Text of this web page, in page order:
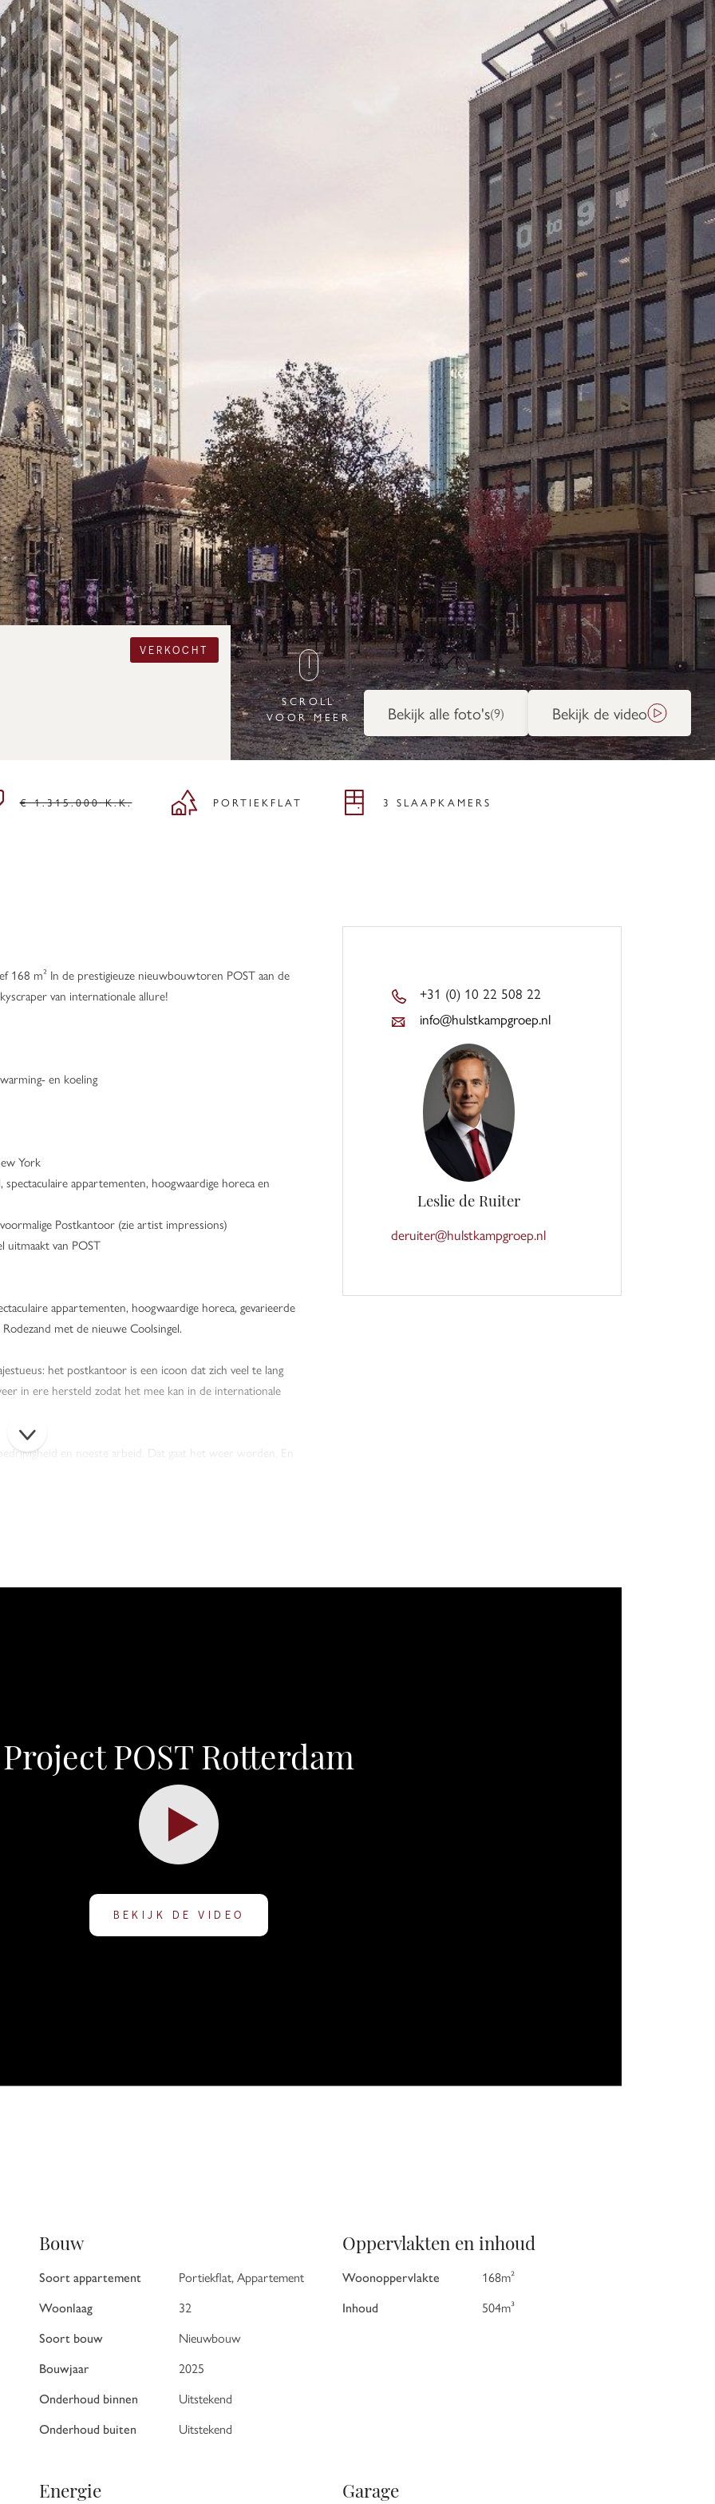
Bekijk alle foto's(9) Bekijk de video
VERKOCHT
SCROLL
VOOR MEER
€ 1.315.000 K.K. PORTIEKFLAT 3 SLAAPKAMERS
168 m² In de prestigieuze nieuwbouwtoren POST aan de
van internationale allure!
en koeling
York
appartementen, hoogwaardige horeca en
Postkantoor (zie artist impressions)
uitmaakt van POST
appartementen, hoogwaardige horeca, gevarieerde
met de nieuwe Coolsingel.
het postkantoor is een icoon dat zich veel te lang
in ere hersteld zodat het mee kan in de internationale
en noeste arbeid. Dat gaat het weer worden. En
de elegantie van de centrale hal wordt voortgezet in de toren.
en monumenten in de Coolsingelbuurt zal hun bijzondere
tegenover het Timmerhuis. De woontoren omvat 305 luxe
in 70 verschillende woningtypen. Vanaf de 23ste verdieping
een ruim balkon en een geweldig uitzicht over de stad.
wereldstad Rotterdam!
verklaard.
+31 (0) 10 22 508 22
info@hulstkampgroep.nl
Leslie de Ruiter
deruiter@hulstkampgroep.nl
Project POST Rotterdam
BEKIJK DE VIDEO
Bouw
Soort appartement
Portiekflat, Appartement
Woonlaag
32
Soort bouw
Nieuwbouw
Bouwjaar
2025
Onderhoud binnen
Uitstekend
Onderhoud buiten
Uitstekend
Oppervlakten en inhoud
Woonoppervlakte
168m²
Inhoud
504m³
Energie Garage